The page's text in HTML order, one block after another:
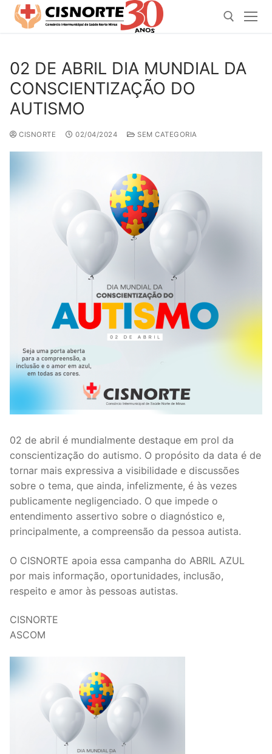
Pular
para
Pesquisar por:
02 DE ABRIL DIA MUNDIAL DA
CONSCIENTIZAÇÃO DO
AUTISMO
CISNORTE 02/04/2024 SEM CATEGORIA
02 de abril é mundialmente destaque em prol da
conscientização do autismo. O propósito da data é de
tornar mais expressiva a visibilidade e discussões
sobre o tema, que ainda, infelizmente, é às vezes
publicamente negligenciado. O que impede o
entendimento assertivo sobre o diagnóstico e,
principalmente, a compreensão da pessoa autista.
O CISNORTE apoia essa campanha do ABRIL AZUL
por mais informação, oportunidades, inclusão,
respeito e amor às pessoas autistas.
CISNORTE
ASCOM